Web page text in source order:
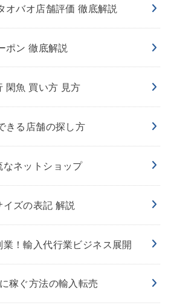
オバオ店舗評価 徹底解説
ポン 徹底解説
閑魚 買い方 見方
きる店舗の探し方
なネットショップ
ズの表記 解説
！輸入代行業ビジネス展開
稼ぐ方法の輸入転売